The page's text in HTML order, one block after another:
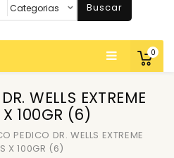
0
Buscar
WELLS EXTREME
X 100GR (6)
PEDICO DR. WELLS EXTREME
X 100GR (6)